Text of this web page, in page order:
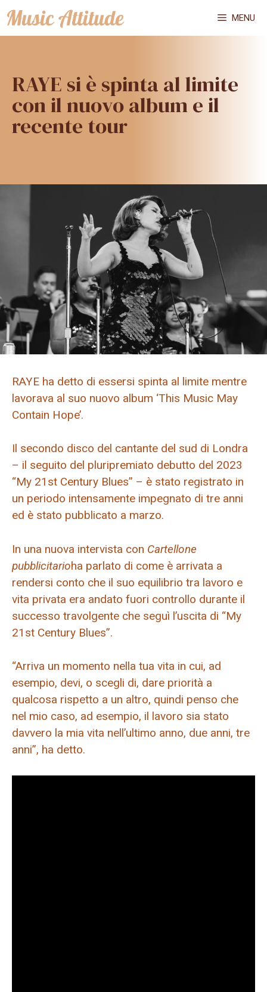
Vai
al
MENU
RAYE si è spinta al limite
con il nuovo album e il
recente tour
RAYE ha detto di essersi spinta al limite mentre
lavorava al suo nuovo album ‘This Music May
Contain Hope’.
Il secondo disco del cantante del sud di Londra
– il seguito del pluripremiato debutto del 2023
“My 21st Century Blues” – è stato registrato in
un periodo intensamente impegnato di tre anni
ed è stato pubblicato a marzo.
In una nuova intervista con Cartellone
pubblicitarioha parlato di come è arrivata a
rendersi conto che il suo equilibrio tra lavoro e
vita privata era andato fuori controllo durante il
successo travolgente che seguì l’uscita di “My
21st Century Blues”.
“Arriva un momento nella tua vita in cui, ad
esempio, devi, o scegli di, dare priorità a
qualcosa rispetto a un altro, quindi penso che
nel mio caso, ad esempio, il lavoro sia stato
davvero la mia vita nell’ultimo anno, due anni, tre
anni”, ha detto.